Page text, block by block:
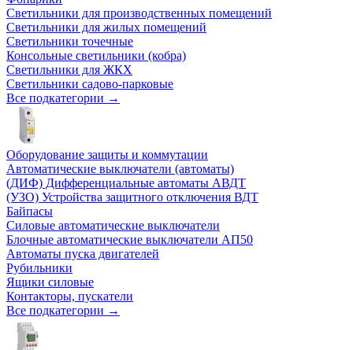
Светильники для производственных помещений
Светильники для жилых помещений
Светильники точечные
Консольные светильники (кобра)
Светильники для ЖКХ
Светильники садово-парковые
Все подкатегории →
Оборудование защиты и коммутации
Автоматические выключатели (автоматы)
(ДИФ) Дифференциальные автоматы АВДТ
(УЗО) Устройства защитного отключения ВДТ
Байпасы
Силовые автоматические выключатели
Блочные автоматические выключатели АП50
Автоматы пуска двигателей
Рубильники
Ящики силовые
Контакторы, пускатели
Все подкатегории →